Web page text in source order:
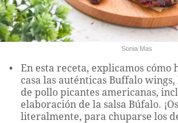
Sonia Mas
En esta receta, explicamos cómo
casa las auténticas Buffalo
de pollo picantes americanas,
elaboración de la salsa Búfalo.
literalmente, para chuparse los